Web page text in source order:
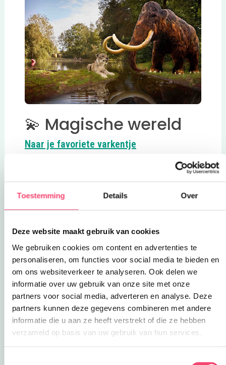
Toestemming Details Over
Deze website maakt gebruik van cookies
We gebruiken cookies om content en advertenties te
personaliseren, om functies voor social media te bieden en
om ons websiteverkeer te analyseren. Ook delen we
informatie over uw gebruik van onze site met onze
partners voor social media, adverteren en analyse. Deze
partners kunnen deze gegevens combineren met andere
informatie die u aan ze heeft verstrekt of die ze hebben
verzameld op basis van uw gebruik van hun services.
💫 Magische wereld
Naar je favoriete varkentjeDeze link opent in
Peppa Pig World of Play is dé binnenspeeltuin
die peuters & kleuters meeneemt in de magische
wereld van Peppa Pig. Je vindt het in de
Westfield Mall of the Netherlands in
Pig fans!Knortastisch leuk >>>Deze link opent in een